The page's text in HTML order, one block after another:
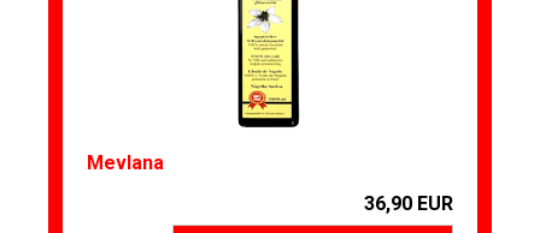
Mevlana
36,90 EUR